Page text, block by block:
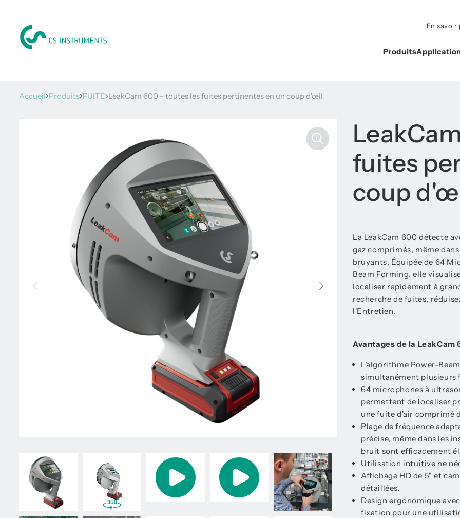
En savoir
Produits
Accueil Produits FUITE LeakCam 600 - toutes les fuites pertinentes en un coup d'œil
fuites
coup
La LeakCam 600 détecte
gaz comprimés, même
bruyants. Équipée de 64
Beam Forming, elle
localiser rapidement à
recherche de fuites,
l'Entretien.
Avantages de la LeakCam
L'algorithme Power-
simultanément plusieurs
64 microphones à
permettent de localiser
une fuite d'air comprimé
Plage de fréquence
précise, même dans les
bruit sont efficacement
Utilisation intuitive ne
Affichage HD de 5" et
détaillées.
Design ergonomique
fixation pour une